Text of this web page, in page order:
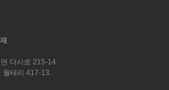
다시로 215-14.
태리 417-13.